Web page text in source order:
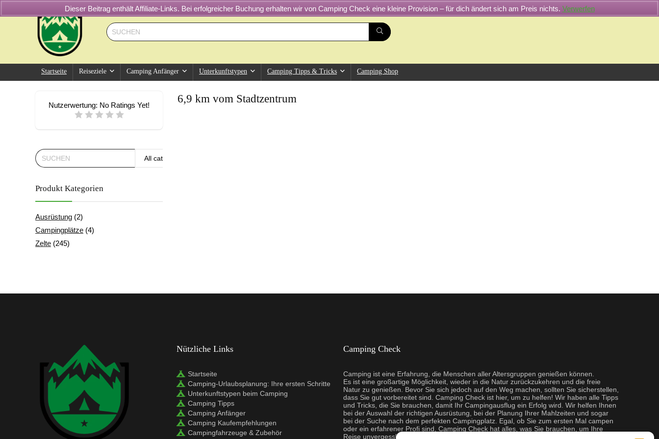
Dieser Beitrag enthält Affiliate-Links. Bei erfolgreicher Buchung erhalten wir von Camping Check eine kleine Provision – für dich ändert sich am Preis nichts. Verwerfen
Startseite Reiseziele Camping Anfänger Unterkunftstypen Camping Tipps & Tricks Camping Shop
6,9 km vom Stadtzentrum
Nutzerwertung: No Ratings Yet!
All categories
Produkt Kategorien
Ausrüstung (2)
Campingplätze (4)
Zelte (245)
Nützliche Links
Startseite
Camping-Urlaubsplanung: Ihre ersten Schritte
Unterkunftstypen beim Camping
Camping Tipps
Camping Anfänger
Camping Kaufempfehlungen
Campingfahrzeuge & Zubehör
Camping Check
Camping ist eine Erfahrung, die Menschen aller Altersgruppen genießen können.
Es ist eine großartige Möglichkeit, wieder in die Natur zurückzukehren und die freie
Natur zu genießen. Bevor Sie sich jedoch auf den Weg machen, sollten Sie sicherstellen,
dass Sie gut vorbereitet sind. Camping Check ist hier, um zu helfen! Wir haben alle Tipps
und Tricks, die Sie brauchen, damit Ihr Campingausflug ein Erfolg wird. Wir helfen Ihnen
bei der Auswahl der richtigen Ausrüstung, bei der Planung Ihrer Mahlzeiten und sogar
bei der Suche nach dem perfekten Campingplatz. Egal, ob Sie zum ersten Mal campen
oder ein erfahrener Profi sind, Camping Check hat alles, was Sie brauchen, um Ihre
Reise unvergesslich zu machen.